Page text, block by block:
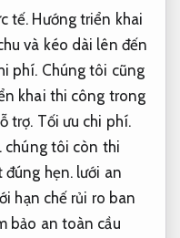
tế. Hướng triển khai
và kéo dài lên đến
phí. Chúng tôi cũng
khai thi công trong
trợ. Tối ưu chi phí.
chúng tôi còn thi
đúng hẹn. lưới an
hạn chế rủi ro ban
bảo an toàn cầu